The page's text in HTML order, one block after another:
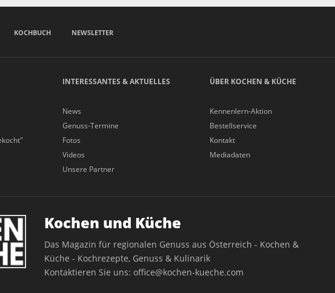
KOCHBUCH NEWSLETTER
INTERESSANTES & AKTUELLES
News
Genuss-Termine
Fotos
Videos
Unsere Partner
ÜBER KOCHEN & KÜCHE
Kennenlern-Aktion
Bestellservice
Kontakt
Mediadaten
Kochen und Küche
Das Magazin für regionalen Genuss aus Österreich - Kochen &
Küche - Kochrezepte, Genuss & Kulinarik
Kontaktieren Sie uns:office@kochen-kueche.com